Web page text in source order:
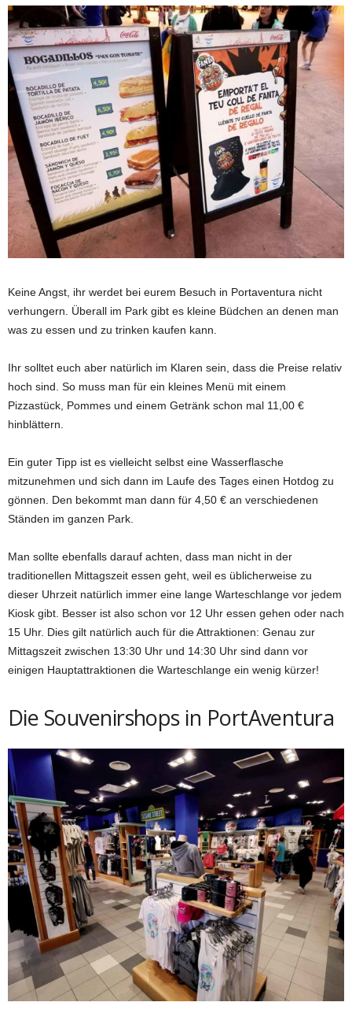
Keine Angst, ihr werdet bei eurem Besuch in Portaventura nicht
verhungern. Überall im Park gibt es kleine Büdchen an denen man
was zu essen und zu trinken kaufen kann.
Ihr solltet euch aber natürlich im Klaren sein, dass die Preise relativ
hoch sind. So muss man für ein kleines Menü mit einem
Pizzastück, Pommes und einem Getränk schon mal 11,00 €
hinblättern.
Ein guter Tipp ist es vielleicht selbst eine Wasserflasche
mitzunehmen und sich dann im Laufe des Tages einen Hotdog zu
gönnen. Den bekommt man dann für 4,50 € an verschiedenen
Ständen im ganzen Park.
Man sollte ebenfalls darauf achten, dass man nicht in der
traditionellen Mittagszeit essen geht, weil es üblicherweise zu
dieser Uhrzeit natürlich immer eine lange Warteschlange vor jedem
Kiosk gibt. Besser ist also schon vor 12 Uhr essen gehen oder nach
15 Uhr. Dies gilt natürlich auch für die Attraktionen: Genau zur
Mittagszeit zwischen 13:30 Uhr und 14:30 Uhr sind dann vor
einigen Hauptattraktionen die Warteschlange ein wenig kürzer!
Die Souvenirshops in PortAventura